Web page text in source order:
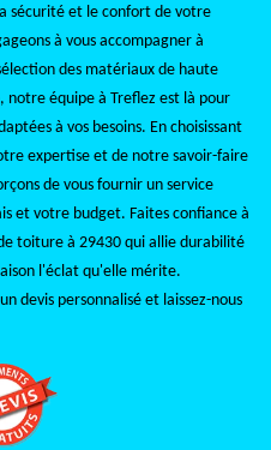
sécurité et le confort de votre
à vous accompagner à
des matériaux de haute
équipe à Treflez est là pour
à vos besoins. En choisissant
expertise et de notre savoir-faire
de vous fournir un service
et votre budget. Faites confiance à
toiture à 29430 qui allie durabilité
l'éclat qu'elle mérite.
devis personnalisé et laissez-nous